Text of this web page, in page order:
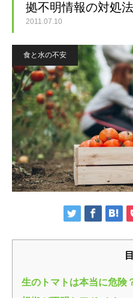
須崎動物病院について
困った時はここ
獣医師紹介
診療案内・申し込み
対応できないこと
ケース別対応窓口
診療案内メニュー
めじろ台診療
移動式診療
電話相談
フォトチェック
バイオレゾナンストリー
バイオレゾナンストリ
個別プログラム
よくある質問
アクセス
須崎院長が運営する各
須崎サプリ
須崎動物病院のサ
獣医師から学ぶペ
拠不明情報の対処法
2011.07.10
食と水の不安
生のトマトは本当に危険